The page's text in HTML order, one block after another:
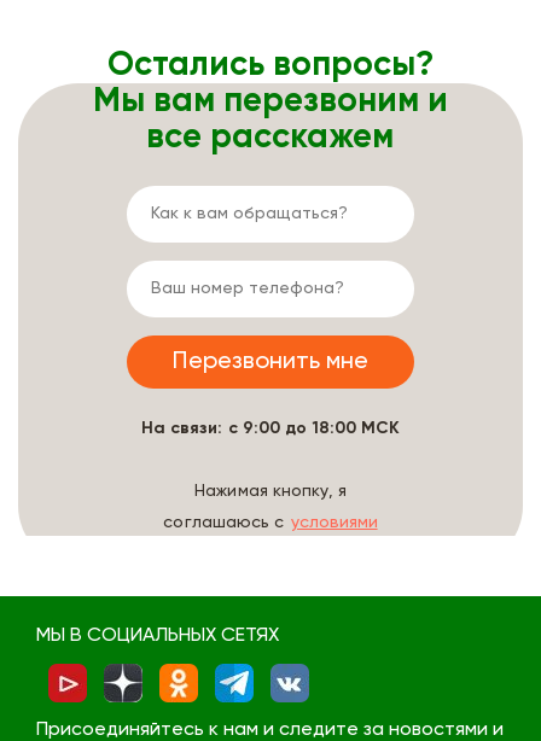
Остались вопросы?
Мы вам перезвоним и
все расскажем
На связи: с 9:00 до 18:00 МСК
Нажимая кнопку, я
соглашаюсь с условиями
МЫ В СОЦИАЛЬНЫХ СЕТЯХ
Присоединяйтесь к нам и следите за новостями и